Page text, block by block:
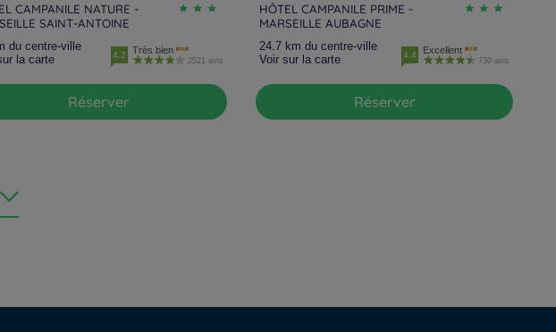
CAMPANILE NATURE -
SAINT-ANTOINE
du centre-ville
la carte
4.2 Très bien
2521 avis
Réserver
HÔTEL CAMPANILE PRIME -
MARSEILLE AUBAGNE
24.7 km du centre-ville
Voir sur la carte
4.4 Excellent
730 avis
Réserver